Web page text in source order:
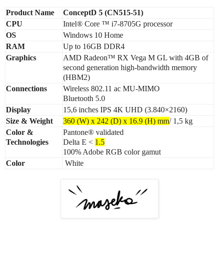
Product Name
ConceptD 5 (CN515-51)
CPU
Intel® Core ™ i7-8705G processor
OS
Windows 10 Home
RAM
Up to 16GB DDR4
Graphics
AMD Radeon™ RX Vega M GL with 4GB of
second generation high-bandwidth memory
(HBM2)
Connections
Wireless 802.11 ac MU-MIMO
Bluetooth 5.0
Display
15,6 inches IPS 4K UHD (3.840×2160)
Size & Weight
360 (W) x 242 (D) x 16.9 (H) mm/ 1,5 kg
Color &
Technologies
Pantone® validated
Delta E < 1.5
100% Adobe RGB color gamut
Color
White